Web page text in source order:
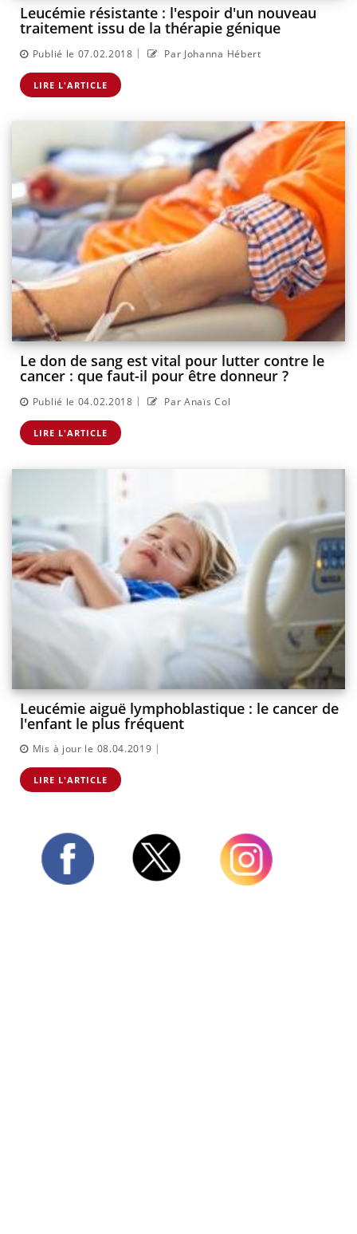
Leucémie résistante : l'espoir d'un nouveau
traitement issu de la thérapie génique
Publié le 07.02.2018 | Par Johanna Hébert
LIRE L'ARTICLE
Le don de sang est vital pour lutter contre le
cancer : que faut-il pour être donneur ?
Publié le 04.02.2018 | Par Anaïs Col
LIRE L'ARTICLE
Leucémie aiguë lymphoblastique : le cancer de
l'enfant le plus fréquent
Mis à jour le 08.04.2019 |
LIRE L'ARTICLE